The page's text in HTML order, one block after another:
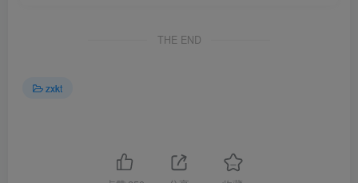
THE END
zxkt